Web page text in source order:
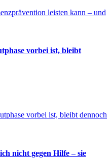
vorbei ist, bleibt
nicht gegen Hilfe – sie